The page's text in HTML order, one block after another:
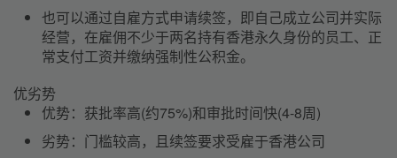
也可以通过自雇方式申请续签，即自己成立公司并实际
经营，在雇佣不少于两名持有香港永久身份的员工、正
常支付工资并缴纳强制性公积金。
优劣势
优势： 获批率高(约75%)和审批时间快(4-8周)
劣势： 门槛较高，且续签要求受雇于香港公司